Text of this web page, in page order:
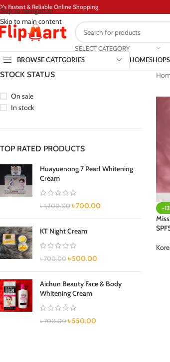
Skip to navigation
Skip to main content
Fastest & Reliable Online Shopping
SELECT CATEGORY
BROWSE CATEGORIES
HOMESHOP
STOCK STATUS
On sale
In stock
TOP RATED PRODUCTS
Huayuenong 7 Pearl Whitening
Cream
৳1,200.00 ৳700.00
KT Night Cream
৳700.00 ৳500.00
Aichun Beauty Face & Body
Whitening Cream
৳700.00 ৳550.00
-